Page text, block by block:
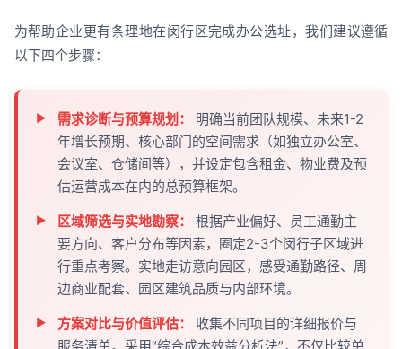
为帮助企业更有条理地在闵行区完成办公选址，我们建议遵循
以下四个步骤：
需求诊断与预算规划：
明确当前团队规模、未来1-2
年增长预期、核心部门的空间需求（如独立办公室、
会议室、仓储间等），并设定包含租金、物业费及预
估运营成本在内的总预算框架。
区域筛选与实地勘察：
根据产业偏好、员工通勤主
要方向、客户分布等因素，圈定2-3个闵行子区域进
行重点考察。实地走访意向园区，感受通勤路径、周
边商业配套、园区建筑品质与内部环境。
方案对比与价值评估：
收集不同项目的详细报价与
服务清单。采用“综合成本效益分析法”，不仅比较单